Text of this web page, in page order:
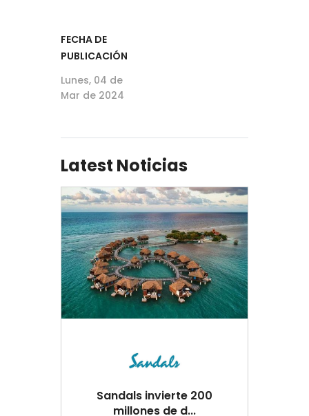
FECHA DE
PUBLICACIÓN
Lunes, 04 de
Mar de 2024
Latest Noticias
Sandals invierte 200
millones de d...